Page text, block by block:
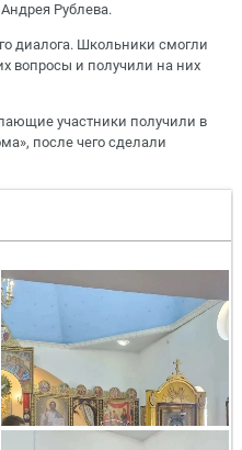
Рублева.
диалога. Школьники смогли
вопросы и получили на них
участники получили в
после чего сделали